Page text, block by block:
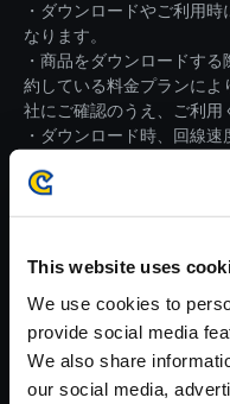
This website uses
We use cookies to
provide social media
We also share
our social media,
・ダウンロードやご利用
なります。
・商品をダウンロードす
約している料金プランによ
社にご確認のうえ、ご利用
・ダウンロード時、回線
※ご購入いただいたファイ
【